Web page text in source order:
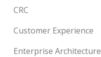
CRC
Customer Experience
Enterprise Architecture